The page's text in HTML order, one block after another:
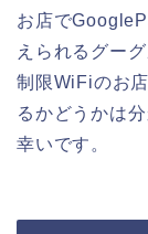
お店で
えられるグー
制限WiFiのお
るかどうかは
幸いです。